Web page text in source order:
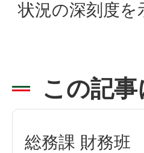
状況の深刻度を
この記
総務課 財務班